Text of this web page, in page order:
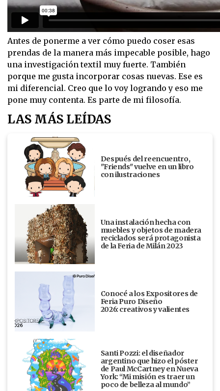
Antes de ponerme a ver cómo puedo coser esas
prendas de la manera más impecable posible, hago
una investigación textil muy fuerte. También
porque me gusta incorporar cosas nuevas. Ese es
mi diferencial. Creo que lo voy logrando y eso me
pone muy contenta. Es parte de mi filosofía.
LAS MÁS LEÍDAS
Después del reencuentro,
"Friends" vuelve en un libro
con ilustraciones
Una instalación hecha con
muebles y objetos de madera
reciclados será protagonista
de la Feria de Milán 2023
Conocé a los Expositores de
Feria Puro Diseño
2026: creativos y valientes
Santi Pozzi: el diseñador
argentino que hizo el póster
de Paul McCartney en Nueva
York: “Mi misión es traer un
poco de belleza al mundo”